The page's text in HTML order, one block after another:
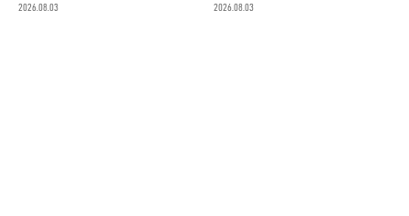
2026.08.03 2026.08.03